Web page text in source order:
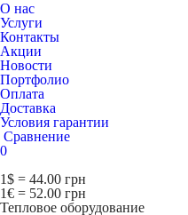
О нас
Услуги
Контакты
Акции
Новости
Портфолио
Оплата
Доставка
Условия гарантии
Сравнение
0
1$ = 44.00 грн
1€ = 52.00 грн
Тепловое оборудование